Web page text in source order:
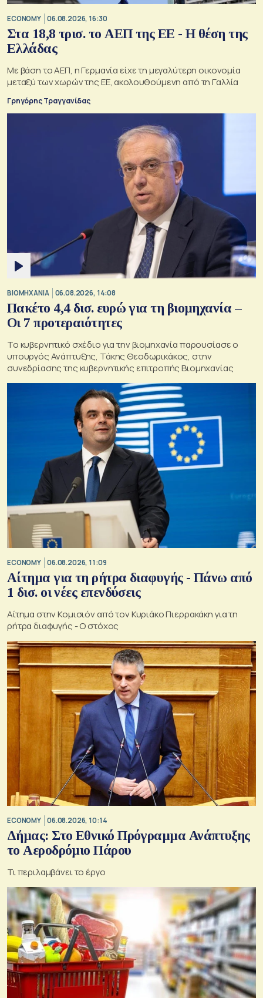
ECONOMY 06.08.2026, 16:30
Στα 18,8 τρισ. το ΑΕΠ της ΕΕ - Η θέση της
Ελλάδας
Με βάση το ΑΕΠ, η Γερμανία είχε τη μεγαλύτερη οικονομία
μεταξύ των χωρών της ΕΕ, ακολουθούμενη από τη Γαλλία
Γρηγόρης Τραγγανίδας
ΒΙΟΜΗΧΑΝΙΑ 06.08.2026, 14:08
Πακέτο 4,4 δισ. ευρώ για τη βιομηχανία –
Οι 7 προτεραιότητες
Το κυβερνητικό σχέδιο για την βιομηχανία παρουσίασε ο
υπουργός Ανάπτυξης, Τάκης Θεοδωρικάκος, στην
συνεδρίασης της κυβερνητικής επιτροπής Βιομηχανίας
ECONOMY 06.08.2026, 11:09
Αίτημα για τη ρήτρα διαφυγής - Πάνω από
1 δισ. οι νέες επενδύσεις
Αίτημα στην Κομισιόν από τον Κυριάκο Πιερρακάκη για τη
ρήτρα διαφυγής - Ο στόχος
ECONOMY 06.08.2026, 10:14
Δήμας: Στο Εθνικό Πρόγραμμα Ανάπτυξης
το Αεροδρόμιο Πάρου
Τι περιλαμβάνει το έργο